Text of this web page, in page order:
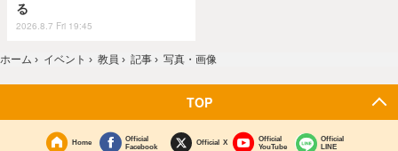
る
2026.8.7 Fri 19:45
ホーム › イベント › 教員 › 記事 › 写真・画像
TOP
Home
Official
Facebook
Official X
Official
YouTube
Official
LINE